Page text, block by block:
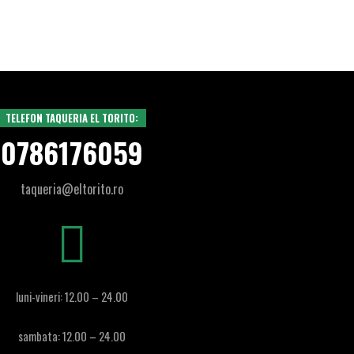
TELEFON TAQUERIA EL TORITO:
0786176059
taqueria@eltorito.ro
luni-vineri: 12.00 – 24.00
sambata: 12.00 – 24.00